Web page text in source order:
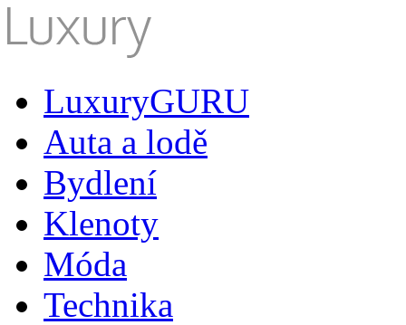
LuxuryGURU
Auta a lodě
Bydlení
Klenoty
Móda
Technika